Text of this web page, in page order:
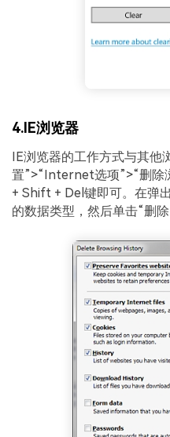
4.IE浏览器
IE浏览器的工作方式与其他
置”>“Internet选项”>“删除
+ Shift + Del键即可。在弹
的数据类型，然后单击“删除